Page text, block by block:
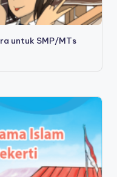
untuk SMP/MTs